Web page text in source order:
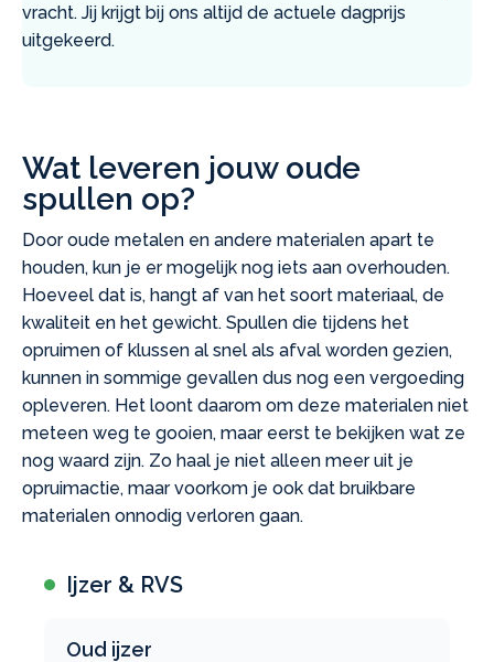
vracht. Jij krijgt bij ons altijd de actuele dagprijs
uitgekeerd.
Wat leveren jouw oude
spullen op?
Door oude metalen en andere materialen apart te
houden, kun je er mogelijk nog iets aan overhouden.
Hoeveel dat is, hangt af van het soort materiaal, de
kwaliteit en het gewicht. Spullen die tijdens het
opruimen of klussen al snel als afval worden gezien,
kunnen in sommige gevallen dus nog een vergoeding
opleveren. Het loont daarom om deze materialen niet
meteen weg te gooien, maar eerst te bekijken wat ze
nog waard zijn. Zo haal je niet alleen meer uit je
opruimactie, maar voorkom je ook dat bruikbare
materialen onnodig verloren gaan.
Ijzer & RVS
Oud ijzer